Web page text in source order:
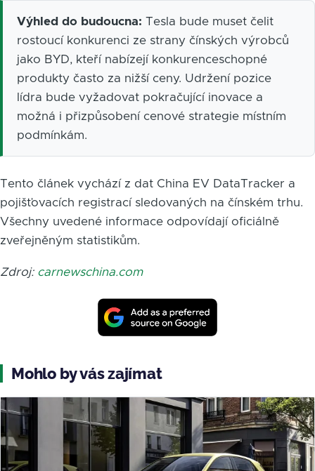
Výhled do budoucna: Tesla bude muset čelit
rostoucí konkurenci ze strany čínských výrobců
jako BYD, kteří nabízejí konkurenceschopné
produkty často za nižší ceny. Udržení pozice
lídra bude vyžadovat pokračující inovace a
možná i přizpůsobení cenové strategie místním
podmínkám.
Tento článek vychází z dat China EV DataTracker a
pojišťovacích registrací sledovaných na čínském trhu.
Všechny uvedené informace odpovídají oficiálně
zveřejněným statistikům.
Zdroj: carnewschina.com
Mohlo by vás zajímat